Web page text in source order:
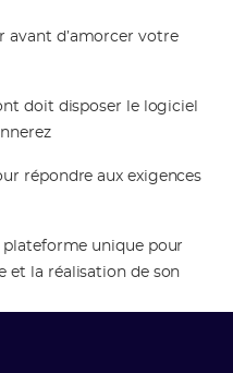
avant d’amorcer votre
doit disposer le logiciel
répondre aux exigences
plateforme unique pour
et la réalisation de son